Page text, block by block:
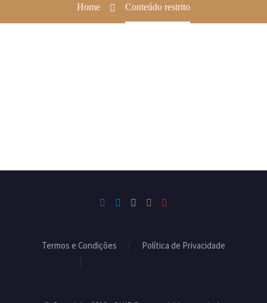
Home Conteúdo restrito
Termos e Condições
Política de Privacidade